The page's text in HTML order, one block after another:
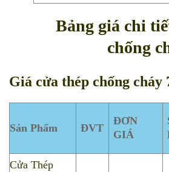
Bảng giá chi
chống
Giá cửa thép chống cháy
Sản Phẩm ĐVT
ĐƠN
GIÁ
Cửa Thép